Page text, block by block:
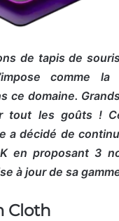
de tapis de
comme
ce domaine.
tout les goûts !
a décidé de
en proposant 3
à jour de sa
Cloth